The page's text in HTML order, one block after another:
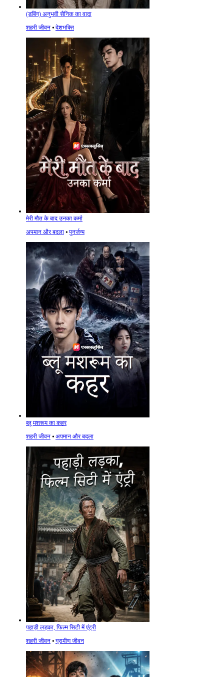
(डबिंग) अनुभवी सैनिक का वादा
शहरी जीवन ⦁ देशभक्ति
मेरी मौत के बाद उनका कर्मा
अपमान और बदला ⦁ पुनर्जन्म
ब्लू मशरूम का कहर
शहरी जीवन ⦁ अपमान और बदला
पहाड़ी लड़का, फिल्म सिटी में एंट्री
शहरी जीवन ⦁ ग्रामीण जीवन